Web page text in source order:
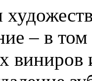
– в
виниров